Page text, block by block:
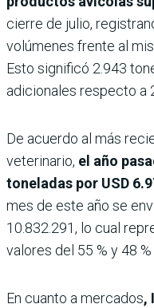
cierre de julio,
volúmenes frente al
Esto significó 2.943
adicionales respecto a
De acuerdo al más
veterinario, el año
toneladas por USD
mes de este año se
10.832.291, lo cual
valores del 55 % y 48
En cuanto a mercados,